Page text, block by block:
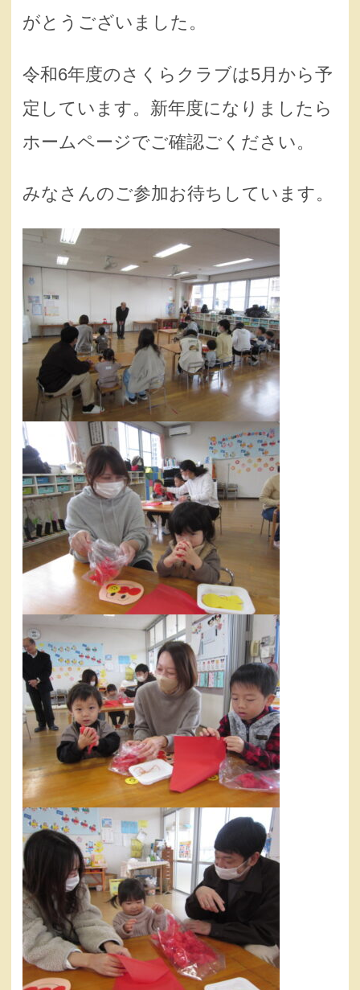
がとうございました。
令和6年度のさくらクラブは5月から予
定しています。新年度になりましたら
ホームページでご確認ごください。
みなさんのご参加お待ちしています。